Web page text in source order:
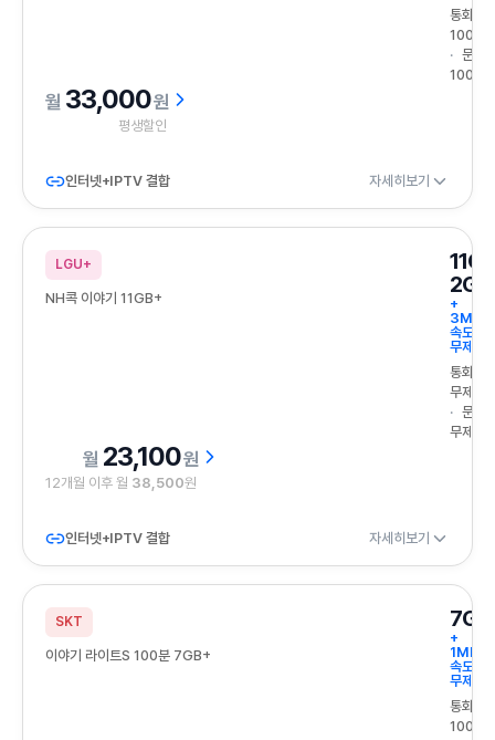
통화
100분
문자
100건
33,000원
평생할인
인터넷+IPTV 결합 자세히보기
LGU+
NH콕 이야기 11GB+
2GB
+
속도
무제한
통화
무제한
문자
무제한
23,100원
12개월 이후 월 38,500원
인터넷+IPTV 결합 자세히보기
SKT
이야기 라이트S 100분 7GB+
7GB
+
1Mbps
속도
무제한
통화
100분